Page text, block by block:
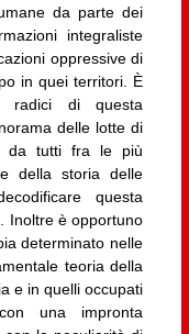
da parte dei
integraliste
oppressive di
in quei territori. È
radici di questa
delle lotte di
da tutti fra le più
della storia delle
questa
Inoltre è opportuno
determinato nelle
teoria della
e in quelli occupati
una impronta